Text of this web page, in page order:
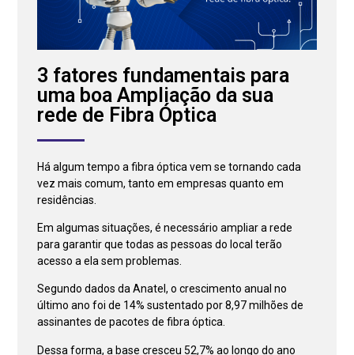
3 fatores fundamentais para
uma boa Ampliação da sua
rede de Fibra Óptica
Há algum tempo a fibra óptica vem se tornando cada
vez mais comum, tanto em empresas quanto em
residências.
Em algumas situações, é necessário ampliar a rede
para garantir que todas as pessoas do local terão
acesso a ela sem problemas.
Segundo dados da Anatel, o crescimento anual no
último ano foi de 14% sustentado por 8,97 milhões de
assinantes de pacotes de fibra óptica.
Dessa forma, a base cresceu 52,7% ao longo do ano